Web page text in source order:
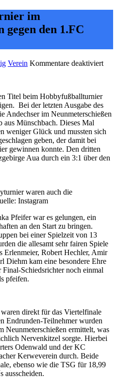
im
gegen den 1.FC
Verein Kommentare deaktiviertfür
sich
den
Titel beim Hobbyfußballturnier
Bei der letzten Ausgabe des
Andechser im Neunmeterschießen
aus Münschbach. Dieses Mal
weniger Glück und mussten sich
geben, der damit bei
gewinnen konnte. Den dritten
Aua durch ein 3:1 über den
waren auch die
Instagram
Pfeifer war es gelungen, ein
an den Start zu bringen.
bei einer Spielzeit von 13
die allesamt sehr fairen Spiele
Erlenmeier, Robert Hechler, Amir
Diehm kam eine besondere Ehre
Schiedsrichter noch einmal
pfeifen.
direkt für das Viertelfinale
Endrunden-Teilnehmer wurden
Neunmeterschießen ermittelt, was
Nervenkitzel sorgte. Hierbei
Odenwald und der KC
Kerweverein durch. Beide
ebenso wie die TSG für 18,99
ausscheiden.